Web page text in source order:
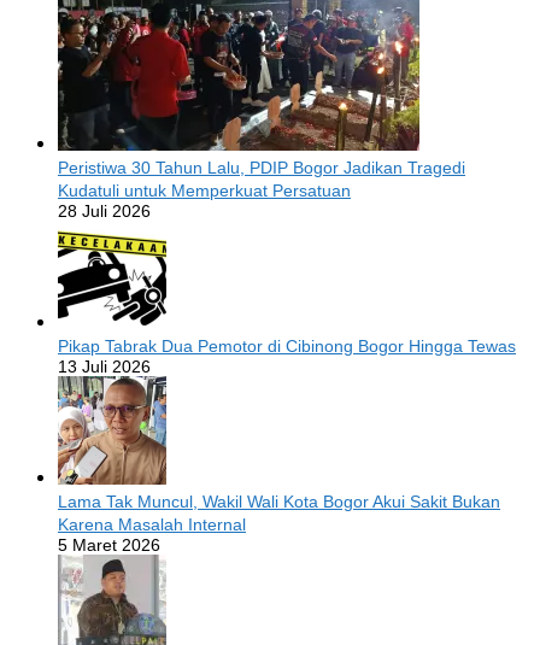
Peristiwa 30 Tahun Lalu, PDIP Bogor Jadikan Tragedi
Kudatuli untuk Memperkuat Persatuan
28 Juli 2026
Pikap Tabrak Dua Pemotor di Cibinong Bogor Hingga Tewas
13 Juli 2026
Lama Tak Muncul, Wakil Wali Kota Bogor Akui Sakit Bukan
Karena Masalah Internal
5 Maret 2026